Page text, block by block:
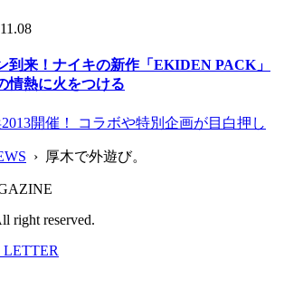
到来！ナイキの新作「EKIDEN PACK」
情熱に火をつける
開催！ コラボや特別企画が目白押し
› 厚木で外遊び。
right reserved.
LETTER